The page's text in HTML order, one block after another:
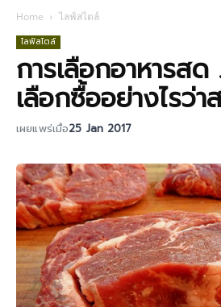
Home ไลฟ์สไตล์
ไลฟ์สไตล์
การเลือกอาหารส
เลือกซื้ออย่างไรว่
เผยแพร่เมื่อ25 Jan 2017